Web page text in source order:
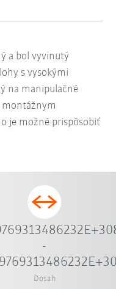
a bol vyvinutý
s vysokými
na manipulačné
montážnym
je možné prispôsobiť
-
Dosah